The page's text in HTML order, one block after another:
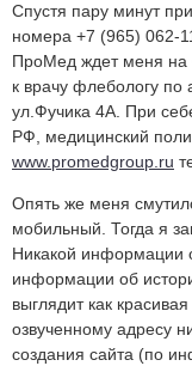
Спустя пару минут
номера +7 (965) 062-
ПроМед ждет меня на
к врачу флебологу по
ул.Фучика 4А. При
РФ, медицинский
www.promedgroup.ru
Опять же меня
мобильный. Тогда я
Никакой информации
информации об
выглядит как
озвученному адресу
создания сайта (по